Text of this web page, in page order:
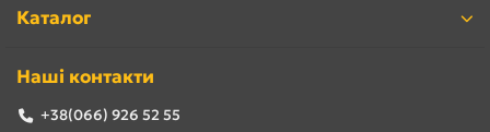
Каталог
Наші контакти
+38(066) 926 52 55